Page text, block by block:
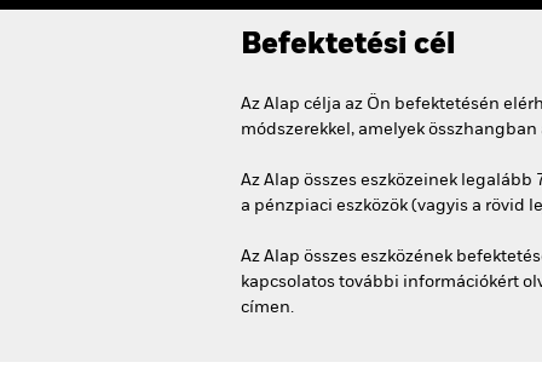
Befektetési cél
Az Alap célja az Ön befektetésén
módszerekkel, amelyek
Az Alap összes eszközeinek
a pénzpiaci eszközök (vagyis a rövid
Az Alap összes eszközének
kapcsolatos további információkért
címen.